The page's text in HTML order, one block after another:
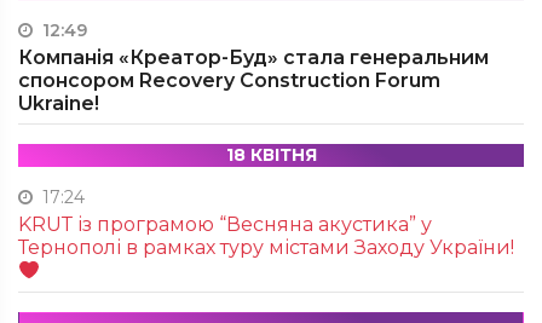
12:49
Компанія «Креатор-Буд» стала генеральним
спонсором Recovery Construction Forum
Ukraine!
18 КВІТНЯ
17:24
KRUТ із програмою “Весняна акустика” у
Тернополі в рамках туру містами Заходу України!